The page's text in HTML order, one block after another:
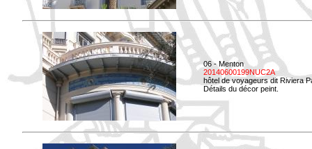
06 - Menton
20140600199NUC2A
hôtel de voyageurs dit Riviera
Détails du décor peint.